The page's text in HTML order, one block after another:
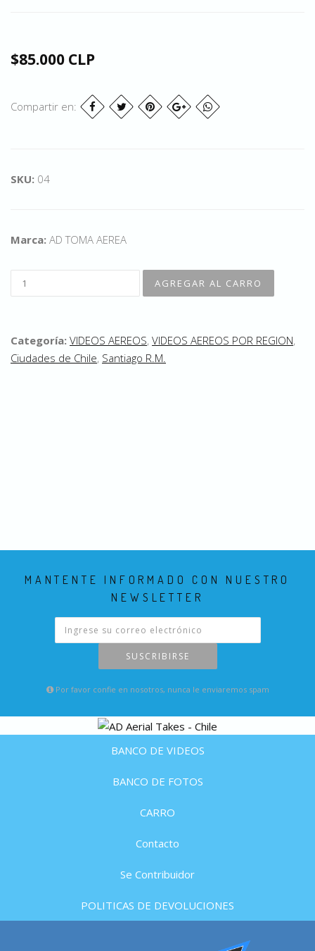
$85.000 CLP
Compartir en:
SKU: 04
Marca: AD TOMA AEREA
Categoría: VIDEOS AEREOS, VIDEOS AEREOS POR REGION,
Ciudades de Chile, Santiago R.M.
MANTENTE INFORMADO CON NUESTRO
NEWSLETTER
SUSCRIBIRSE
Por favor confie en nosotros, nunca le enviaremos spam
BANCO DE VIDEOS
BANCO DE FOTOS
CARRO
Contacto
Se Contribuidor
POLITICAS DE DEVOLUCIONES